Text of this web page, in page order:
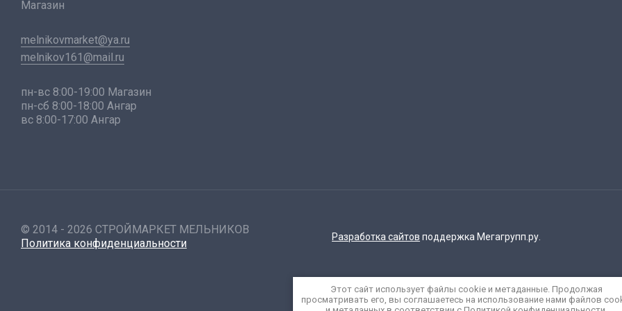
Магазин
melnikovmarket@ya.ru
melnikov161@mail.ru
пн-вс 8:00-19:00 Магазин
пн-сб 8:00-18:00 Ангар
вс 8:00-17:00 Ангар
© 2014 - 2026 СТРОЙМАРКЕТ МЕЛЬНИКОВ
Политика конфиденциальности
Разработка сайтов поддержка Мегагрупп.ру.
Этот сайт использует файлы cookie и метаданные. Продолжая
просматривать его, вы соглашаетесь на использование нами файлов